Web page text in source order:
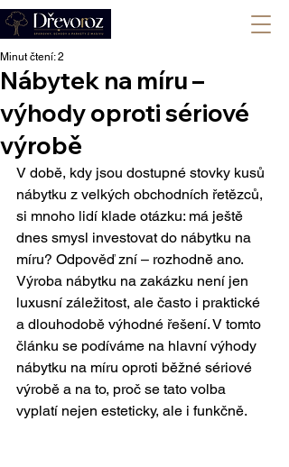
Nábytek na míru –
výhody oproti sériové
výrobě
Minut čtení: 2
V době, kdy jsou dostupné stovky kusů
nábytku z velkých obchodních řetězců,
si mnoho lidí klade otázku: má ještě
dnes smysl investovat do nábytku na
míru? Odpověď zní – rozhodně ano.
Výroba nábytku na zakázku není jen
luxusní záležitost, ale často i praktické
a dlouhodobě výhodné řešení. V tomto
článku se podíváme na hlavní výhody
nábytku na míru oproti běžné sériové
výrobě a na to, proč se tato volba
vyplatí nejen esteticky, ale i funkčně.